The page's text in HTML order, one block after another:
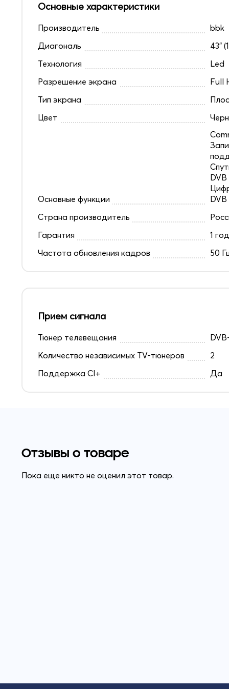
Основные характеристики
Производитель
bbk
Диагональ
43"
Технология
Led
Разрешение экрана
Full
Тип экрана
Цвет
Основные функции
DVB
DVB
Страна производитель
Гарантия
1 год
Частота обновления кадров
50
Прием сигнала
Тюнер телевещания
Количество независимых TV-тюнеров
2
Поддержка CI+
Да
Отзывы о товаре
Пока еще никто не оценил этот товар.